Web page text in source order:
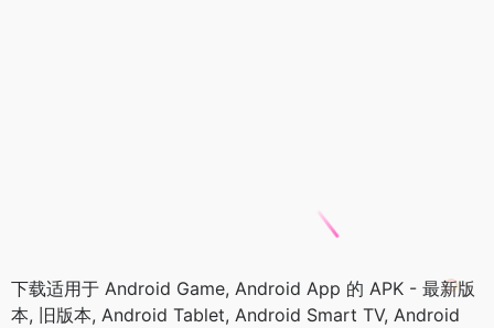
下载适用于 Android Game, Android App 的 APK - 最新版
本, 旧版本, Android Tablet, Android Smart TV, Android